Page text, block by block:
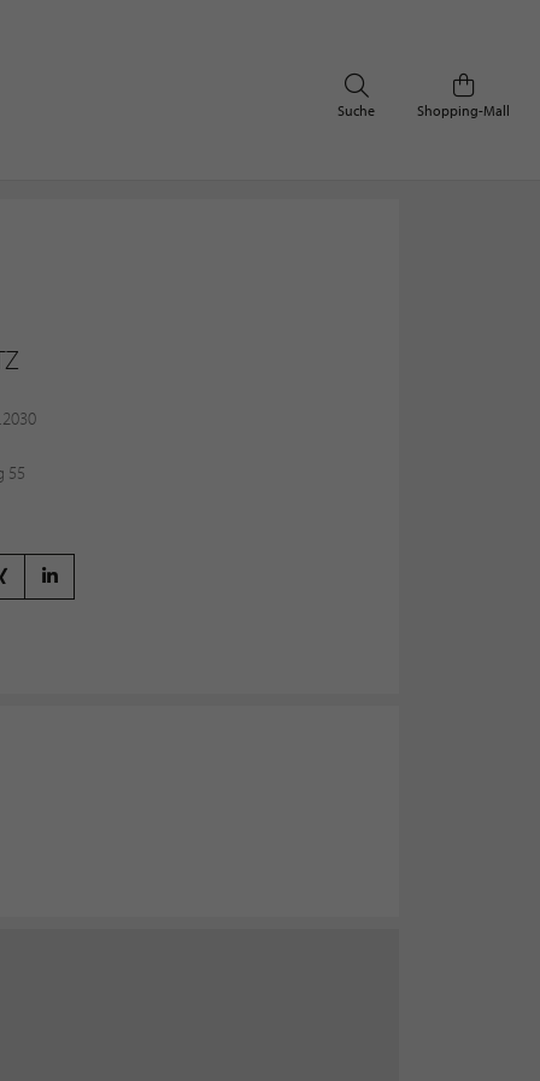
Shopping-Mall
Suche
55